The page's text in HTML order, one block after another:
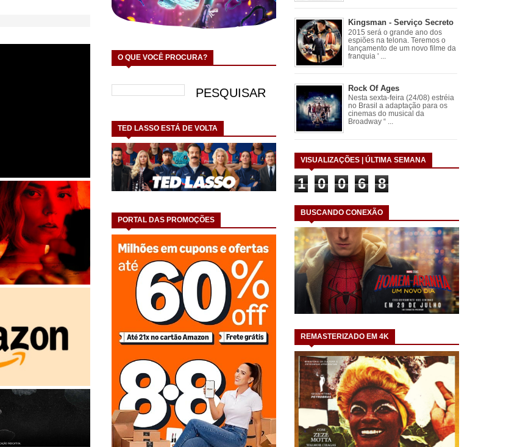
O QUE VOCÊ PROCURA?
TED LASSO ESTÁ DE VOLTA
PORTAL DAS PROMOÇÕES
Kingsman - Serviço Secreto
2015 será o grande ano dos
espiões na telona. Teremos o
lançamento de um novo filme da
franquia ' ...
Rock Of Ages
Nesta sexta-feira (24/08) estréia
no Brasil a adaptação para os
cinemas do musical da
Broadway “ ...
VISUALIZAÇÕES | ÚLTIMA SEMANA
1 0 0 6 8
BUSCANDO CONEXÃO
REMASTERIZADO EM 4K